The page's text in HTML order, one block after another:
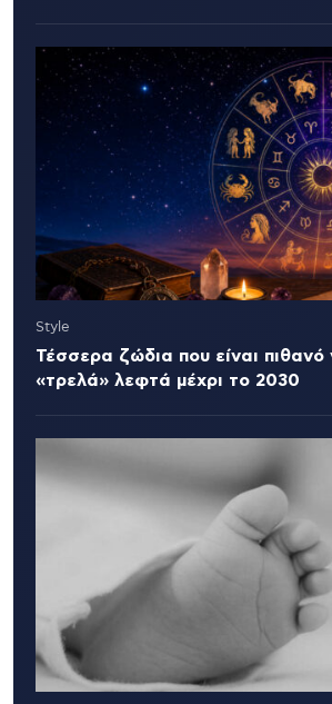
Style
Τέσσερα ζώδια που είναι
«τρελά» λεφτά μέχρι το 2030